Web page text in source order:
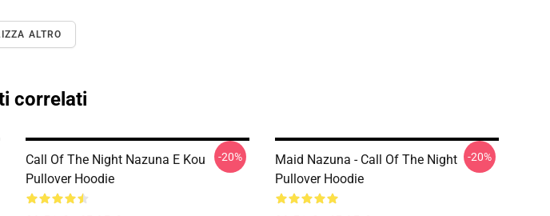
ALTRO
correlati
Call Of The Night Nazuna E Kou
Pullover Hoodie
-20%
Maid Nazuna - Call Of The Night
Pullover Hoodie
-20%